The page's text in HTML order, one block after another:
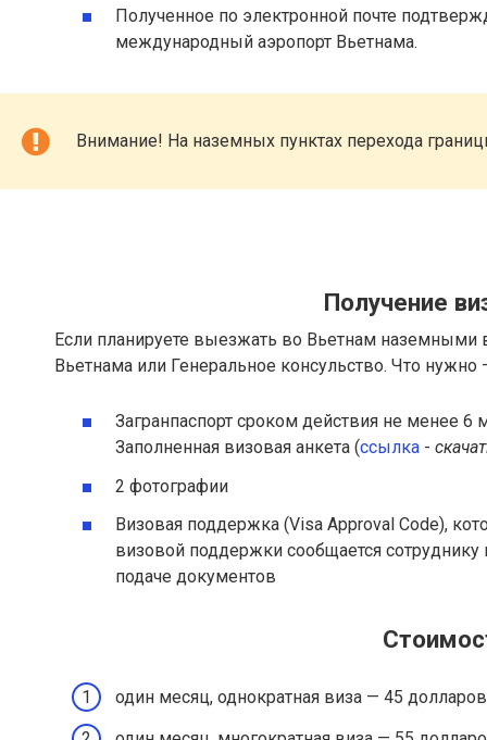
Полученное по электронной почте
международный аэропорт Вьетнама.
Внимание! На наземных пунктах перехода
Получение
Если планируете выезжать во Вьетнам наземными
Вьетнама или Генеральное консульство. Что нужно
Загранпаспорт сроком действия не менее
Заполненная визовая анкета (ссылка -
2 фотографии
Визовая поддержка (Visa Approval Code),
визовой поддержки сообщается сотруднику
подаче документов
один месяц, однократная виза — 45